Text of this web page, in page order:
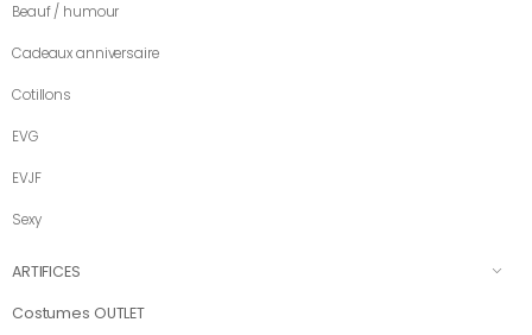
Beauf / humour
Cadeaux anniversaire
Cotillons
EVG
EVJF
Sexy
ARTIFICES
Costumes OUTLET